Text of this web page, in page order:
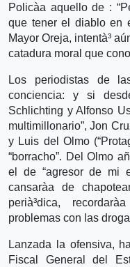
Policà­a aquello de :
que tener el diablo en
Mayor Oreja, intentà³
catadura moral que
Los periodistas de
conciencia: y si
Schlichting y Alfonso
multimillonario”, Jon
y Luis del Olmo
“borracho”. Del Olmo
el de “agresor de mi
cansarà­a de
perià³dica,
problemas con las
Lanzada la ofensiva,
Fiscal General del